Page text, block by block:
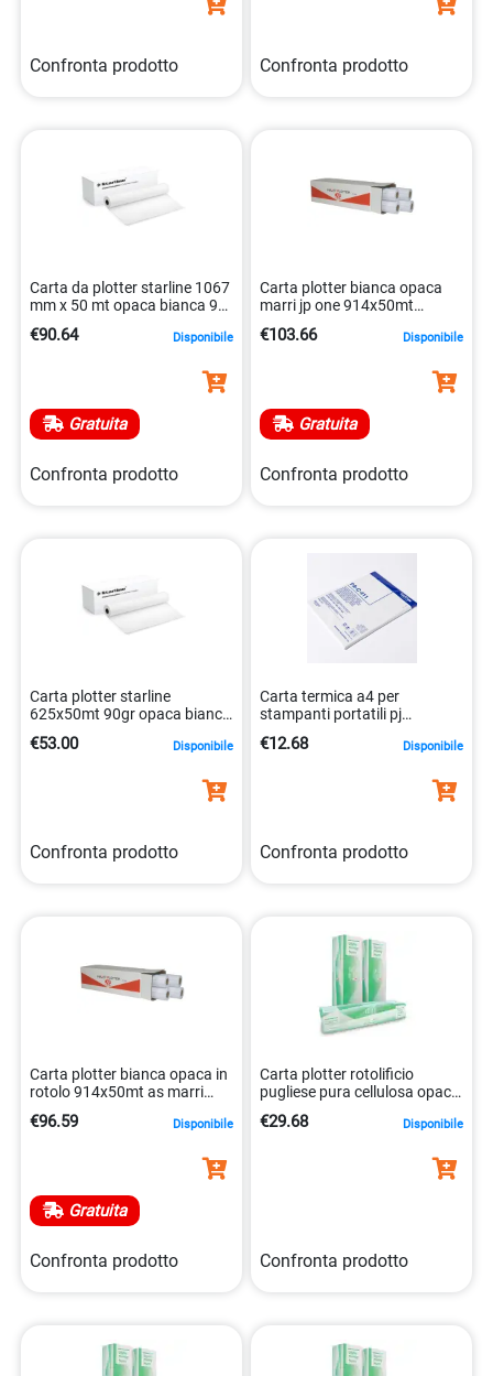
Confronta prodotto Confronta prodotto
Carta da plotter starline 1067
mm x 50 mt opaca bianca 90
€90.64 Disponibile
Gratuita
Confronta prodotto
Carta plotter bianca opaca
marri jp one 914x50mt
€103.66 Disponibile
Gratuita
Confronta prodotto
Carta plotter starline
625x50mt 90gr opaca bianca
€53.00 Disponibile
Confronta prodotto
Carta termica a4 per
stampanti portatili pj
4977766677233
€12.68 Disponibile
Confronta prodotto
Carta plotter bianca opaca in
rotolo 914x50mt as marri
€96.59 Disponibile
Gratuita
Confronta prodotto
Carta plotter rotolificio
pugliese pura cellulosa opaca
8051414268595
€29.68 Disponibile
Confronta prodotto